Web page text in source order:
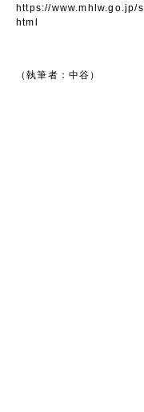
https://
html
（執筆者：中谷）